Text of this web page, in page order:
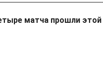
матча прошли этой